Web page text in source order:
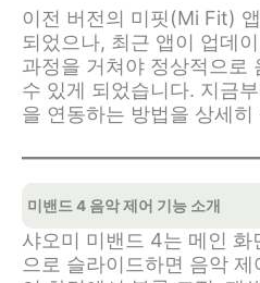
이전 버전의 미핏(Mi Fit)
되었으나, 최근 앱이 업데
과정을 거쳐야 정상적으로
수 있게 되었습니다. 지금
을 연동하는 방법을 상세
미밴드 4 음악 제어 기능 소개
샤오미 미밴드 4는 메인 화
으로 슬라이드하면 음악